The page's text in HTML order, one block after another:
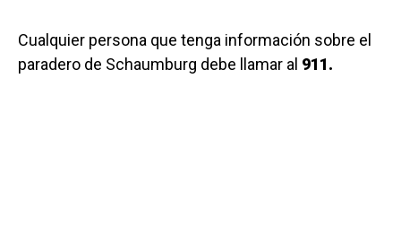
Cualquier persona que tenga información sobre el
paradero de Schaumburg debe llamar al 911.